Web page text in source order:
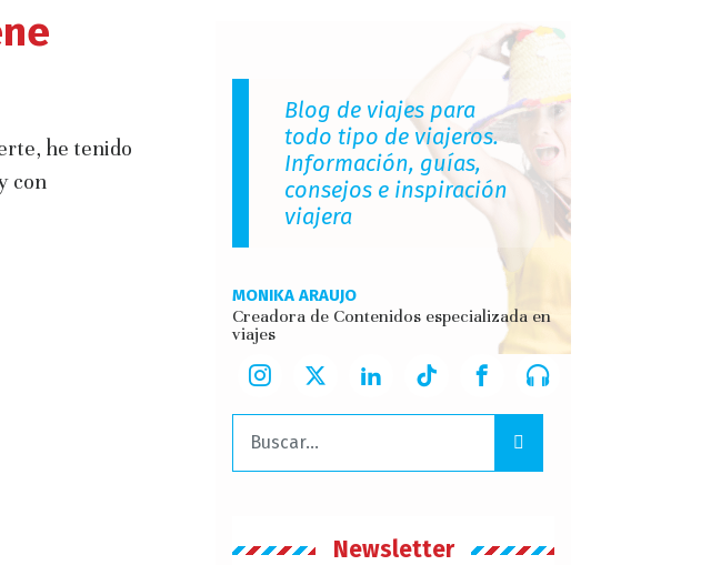
he tenido
con
Blog de viajes para
todo tipo de viajeros.
Información, guías,
consejos e inspiración
viajera
MONIKA ARAUJO
Creadora de Contenidos especializada en
viajes
Buscar:
Newsletter